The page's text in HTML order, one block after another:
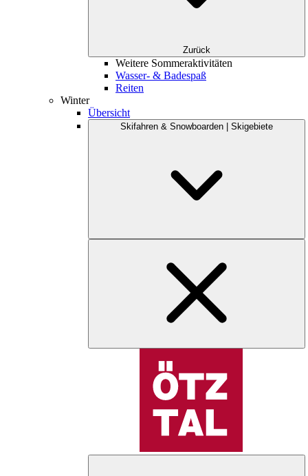
Zurück
Weitere Sommeraktivitäten
Wasser- & Badespaß
Reiten
Winter
Übersicht
Skifahren & Snowboarden | Skigebiete